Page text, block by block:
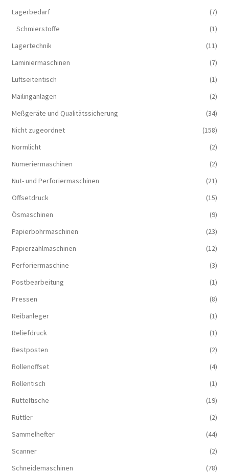
Lagerbedarf
(7)
Schmierstoffe
(1)
Lagertechnik
(11)
Laminiermaschinen
(7)
Luftseitentisch
(1)
Mailinganlagen
(2)
Meßgeräte und Qualitätssicherung
(34)
Nicht zugeordnet
(158)
Normlicht
(2)
Numeriermaschinen
(2)
Nut- und Perforiermaschinen
(21)
Offsetdruck
(15)
Ösmaschinen
(9)
Papierbohrmaschinen
(23)
Papierzählmaschinen
(12)
Perforiermaschine
(3)
Postbearbeitung
(1)
Pressen
(8)
Reibanleger
(1)
Reliefdruck
(1)
Restposten
(2)
Rollenoffset
(4)
Rollentisch
(1)
Rütteltische
(19)
Rüttler
(2)
Sammelhefter
(44)
Scanner
(2)
Schneidemaschinen
(78)